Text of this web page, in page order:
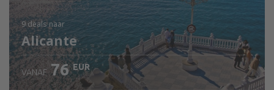
9 dealsnaar
Alicante
VANAF 76 EUR